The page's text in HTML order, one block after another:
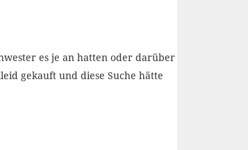
es je an hatten oder darüber
gekauft und diese Suche hätte